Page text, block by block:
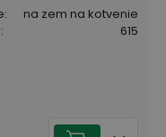
:
na zem na kotvenie
: 615